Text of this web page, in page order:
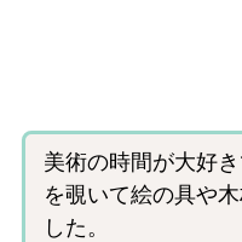
美術の時間が大好
を覗いて絵の具や
した。